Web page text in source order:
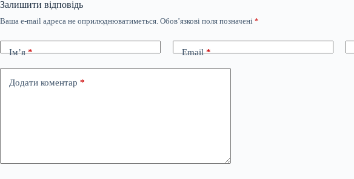
Залишити відповідь
Ваша e-mail адреса не оприлюднюватиметься. Обов’язкові поля позначені *
Ім’я* Email*
Додати коментар *